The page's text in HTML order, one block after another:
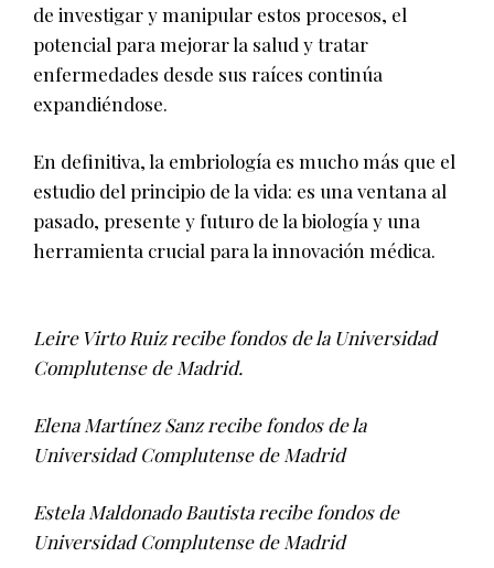
de investigar y manipular estos procesos, el
potencial para mejorar la salud y tratar
enfermedades desde sus raíces continúa
expandiéndose.
En definitiva, la embriología es mucho más que el
estudio del principio de la vida: es una ventana al
pasado, presente y futuro de la biología y una
herramienta crucial para la innovación médica.
Leire Virto Ruiz recibe fondos de la Universidad
Complutense de Madrid.
Elena Martínez Sanz recibe fondos de la
Universidad Complutense de Madrid
Estela Maldonado Bautista recibe fondos de
Universidad Complutense de Madrid